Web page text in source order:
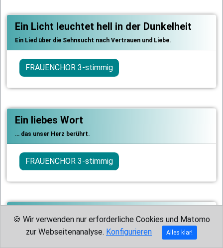
Ein Licht leuchtet hell in der Dunkelheit
Ein Lied über die Sehnsucht nach Vertrauen und Liebe.
FRAUENCHOR 3-stimmig
Ein liebes Wort
… das unser Herz berührt.
FRAUENCHOR 3-stimmig
Ein Likörchen für das Frauenchörchen
Vierstimmige Ausgabe des beliebten Titels für Frauenchor.
🍪 Wir verwenden nur erforderliche Cookies und Matomo
zur Webseitenanalyse. Konfigurieren Alles klar!